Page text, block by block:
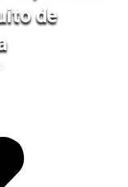
de